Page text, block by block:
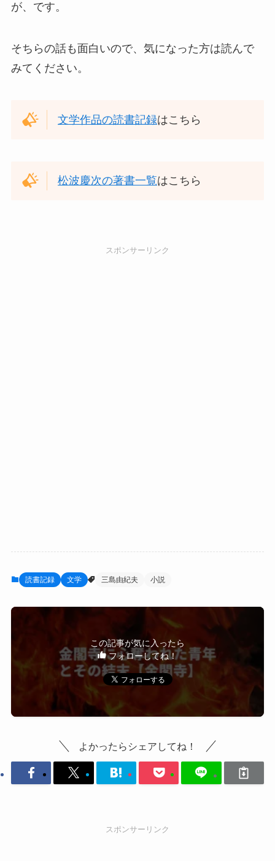
が、です。
そちらの話も面白いので、気になった方は読んで
みてください。
文学作品の読書記録はこちら
松波慶次の著書一覧はこちら
スポンサーリンク
読書記録 文学 三島由紀夫 小説
この記事が気に入ったら
フォローしてね！
よかったらシェアしてね！
スポンサーリンク